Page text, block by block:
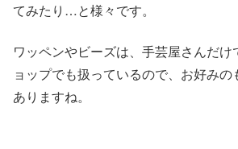
てみたり…と様々です。
ワッペンやビーズは、手芸屋さんだ
ョップでも扱っているので、お好み
ありますね。